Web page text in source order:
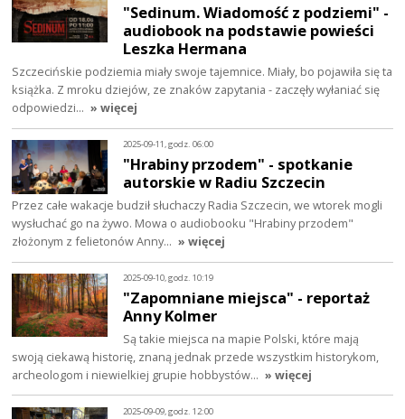
"Sedinum. Wiadomość z podziemi" -
audiobook na podstawie powieści
Leszka Hermana
Szczecińskie podziemia miały swoje tajemnice. Miały, bo pojawiła się ta
książka. Z mroku dziejów, ze znaków zapytania - zaczęły wyłaniać się
odpowiedzi… » więcej
2025-09-11, godz. 06:00
"Hrabiny przodem" - spotkanie
autorskie w Radiu Szczecin
Przez całe wakacje budził słuchaczy Radia Szczecin, we wtorek mogli
wysłuchać go na żywo. Mowa o audiobooku "Hrabiny przodem"
złożonym z felietonów Anny… » więcej
2025-09-10, godz. 10:19
"Zapomniane miejsca" - reportaż
Anny Kolmer
Są takie miejsca na mapie Polski, które mają
swoją ciekawą historię, znaną jednak przede wszystkim historykom,
archeologom i niewielkiej grupie hobbystów… » więcej
2025-09-09, godz. 12:00